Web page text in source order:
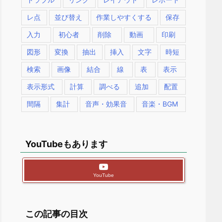
レ点 並び替え 作業しやすくする 保存
入力 初心者 削除 動画 印刷
図形 変換 抽出 挿入 文字 時短
検索 画像 結合 線 表 表示
表示形式 計算 調べる 追加 配置
間隔 集計 音声・効果音 音楽・BGM
YouTubeもあります
YouTube
この記事の目次